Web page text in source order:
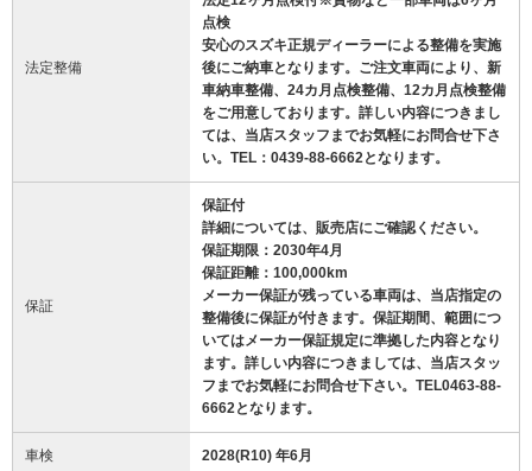
法定整備
点検
安心のスズキ正規ディーラーによる整備を実施
後にご納車となります。ご注文車両により、新
車納車整備、24カ月点検整備、12カ月点検整備
をご用意しております。詳しい内容につきまし
ては、当店スタッフまでお気軽にお問合せ下さ
い。TEL：0439-88-6662となります。
保証
保証付
詳細については、販売店にご確認ください。
保証期限：2030年4月
保証距離：100,000km
メーカー保証が残っている車両は、当店指定の
整備後に保証が付きます。保証期間、範囲につ
いてはメーカー保証規定に準拠した内容となり
ます。詳しい内容につきましては、当店スタッ
フまでお気軽にお問合せ下さい。TEL0463-88-
6662となります。
車検 2028(R10) 年6月